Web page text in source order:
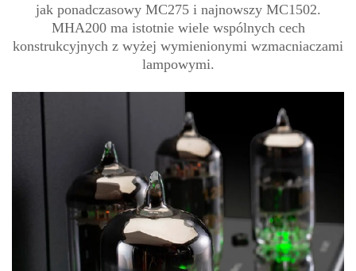
jak ponadczasowy MC275 i najnowszy MC1502.
MHA200 ma istotnie wiele wspólnych cech
konstrukcyjnych z wyżej wymienionymi wzmacniaczami
lampowymi.